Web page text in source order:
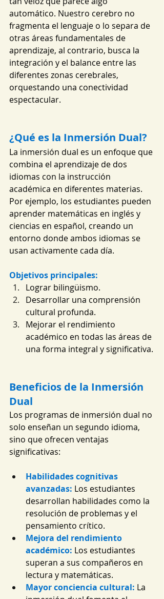
automático. Nuestro cerebro no
fragmenta el lenguaje o lo separa de
otras áreas fundamentales de
aprendizaje, al contrario, busca la
integración y el balance entre las
diferentes zonas cerebrales,
orquestando una conectividad
espectacular.
¿Qué es la Inmersión Dual?
La inmersión dual es un enfoque que
combina el aprendizaje de dos
idiomas con la instrucción
académica en diferentes materias.
Por ejemplo, los estudiantes pueden
aprender matemáticas en inglés y
ciencias en español, creando un
entorno donde ambos idiomas se
usan activamente cada día.
Objetivos principales:
Lograr bilingüismo.
Desarrollar una comprensión
cultural profunda.
Mejorar el rendimiento
académico en todas las áreas de
una forma integral y significativa.
Beneficios de la Inmersión
Dual
Los programas de inmersión dual no
solo enseñan un segundo idioma,
sino que ofrecen ventajas
significativas:
Habilidades cognitivas
avanzadas: Los estudiantes
desarrollan habilidades como la
resolución de problemas y el
pensamiento crítico.
Mejora del rendimiento
académico: Los estudiantes
superan a sus compañeros en
lectura y matemáticas.
Mayor conciencia cultural: La